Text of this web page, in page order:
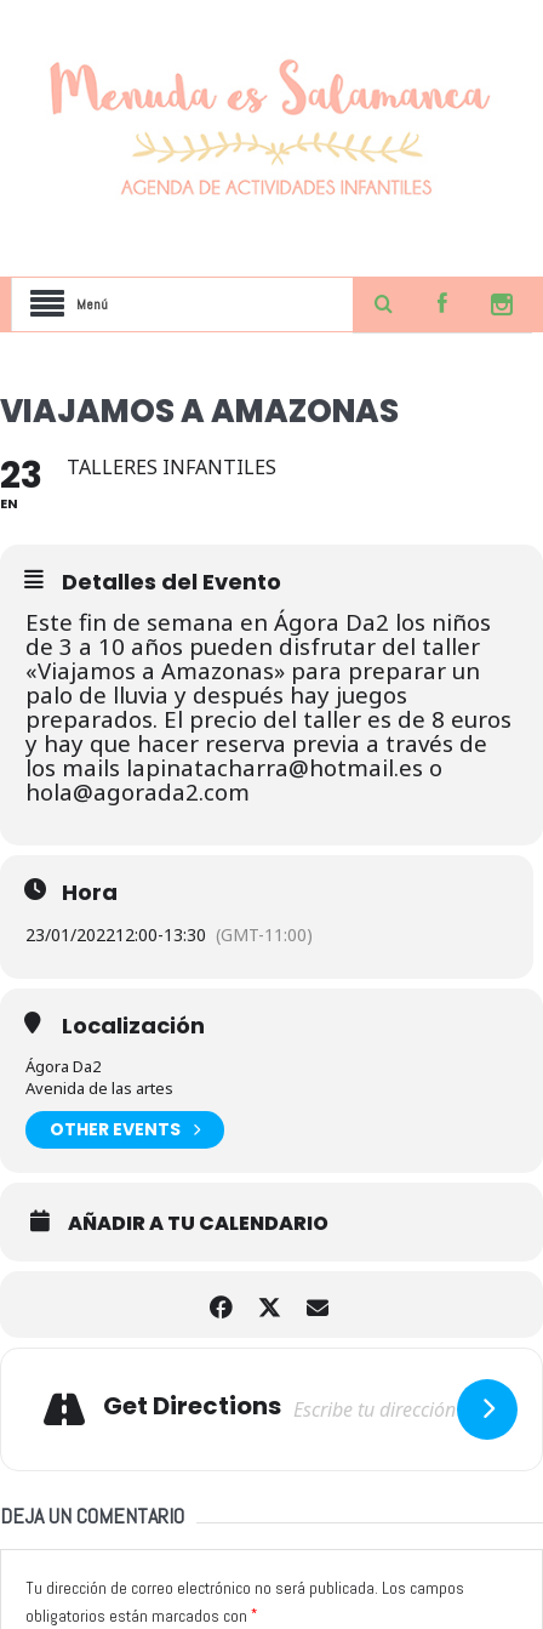
Menú
VIAJAMOS A AMAZONAS
23
EN
TALLERES INFANTILES
Detalles del Evento
Este fin de semana en Ágora Da2 los niños
de 3 a 10 años pueden disfrutar del taller
«Viajamos a Amazonas» para preparar un
palo de lluvia y después hay juegos
preparados. El precio del taller es de 8 euros
y hay que hacer reserva previa a través de
los mails lapinatacharra@hotmail.es o
hola@agorada2.com
Hora
23/01/202212:00-13:30 (GMT-11:00)
Localización
Ágora Da2
Avenida de las artes
OTHER EVENTS
AÑADIR A TU CALENDARIO
Get Directions
DEJA UN COMENTARIO
Tu dirección de correo electrónico no será publicada. Los campos
obligatorios están marcados con *